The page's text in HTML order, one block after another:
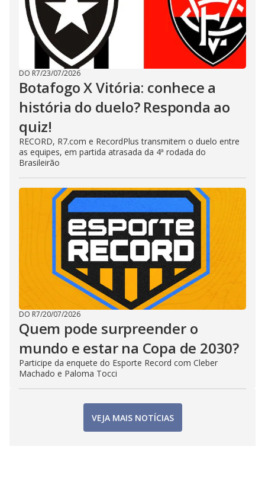
DO R7/23/07/2026
Botafogo X Vitória: conhece a
história do duelo? Responda ao
quiz!
RECORD, R7.com e RecordPlus transmitem o duelo entre
as equipes, em partida atrasada da 4ª rodada do
Brasileirão
DO R7/20/07/2026
Quem pode surpreender o
mundo e estar na Copa de 2030?
Participe da enquete do Esporte Record com Cleber
Machado e Paloma Tocci
VEJA MAIS NOTÍCIAS